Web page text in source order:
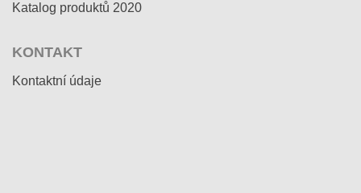
Katalog produktů 2020
KONTAKT
Kontaktní údaje